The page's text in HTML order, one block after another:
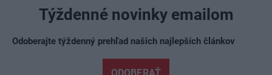
Týždenné novinky emailom
Odoberajte týždenný prehľad našich najlepších článkov